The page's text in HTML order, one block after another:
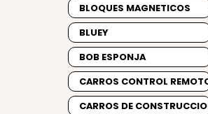
BLOQUES MAGNETICOS
BLUEY
BOB ESPONJA
CARROS CONTROL
CARROS DE